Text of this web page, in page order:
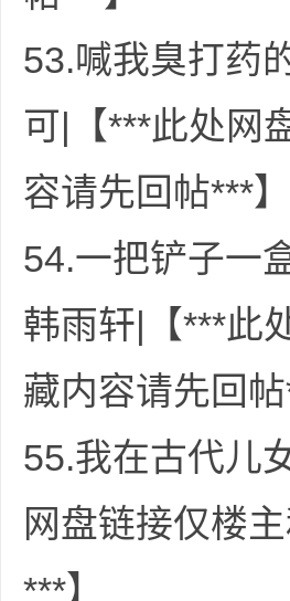
53.喊我臭打药
可|【***此处网
容请先回帖***】
54.一把铲子一
韩雨轩|【***此
藏内容请先回帖
55.我在古代儿
网盘链接仅楼
***】